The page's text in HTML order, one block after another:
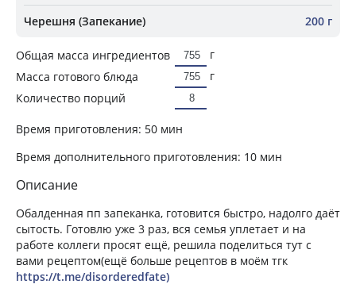
Черешня (Запекание) 200 г
Общая масса ингредиентов
г
Масса готового блюда
г
Количество порций
Время приготовления: 50 мин
Время дополнительного приготовления: 10 мин
Описание
Обалденная пп запеканка, готовится быстро, надолго даёт
сытость. Готовлю уже 3 раз, вся семья уплетает и на
работе коллеги просят ещё, решила поделиться тут с
вами рецептом(ещё больше рецептов в моём тгк
https://t.me/disorderedfate)